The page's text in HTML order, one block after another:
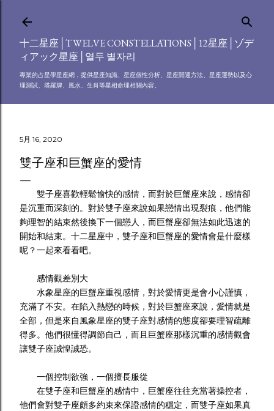
十二星座│TWELVE CONSTELLATIONS│12星座│ゾデ
ィアック星座│열두 별자리
專業的占星學星座網，提供星座知識、星座個性分析、星座開運方法、星座運勢以及心
理測試、塔羅牌、風水、生肖等星相命理相關內容。
5月 16, 2020
雙子座和巨蟹座的愛情
雙子座喜歡輕鬆愉快的感情，而對於巨蟹座來說，感情卻
是沉重而深刻的。對於雙子座來說如果戀情出現裂痕，他們能
夠理智的結束然後換下一個戀人，而巨蟹座卻無法如此迅速的
開始和結束。十二星座中，雙子座和巨蟹座的愛情會是什麼樣
呢？一起來看看吧。
感情觀差別大
水象星座的巨蟹座重視感情，對於愛情更是會小心謹慎，
充滿了不安。在陷入熱戀的時候，對於巨蟹座來說，愛情就是
全部，但是來自風象星座的雙子座對感情的態度卻要理智疏離
得多。他們很懂得調節自己，而且巨蟹座那樣沉重的感情觀會
讓雙子座誠惶誠恐。
一個控制欲強，一個擅長服從
在雙子座和巨蟹座的感情中，巨蟹座往往充當著操控者，
他們會對雙子座頗多約束來保證感情的穩定，而雙子座如果真